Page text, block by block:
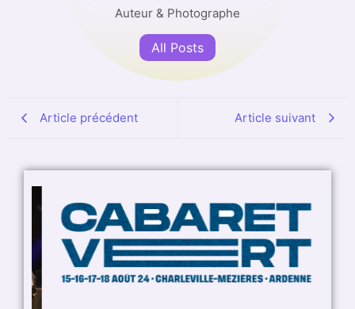
Auteur & Photographe
All Posts
Article précédent Article suivant